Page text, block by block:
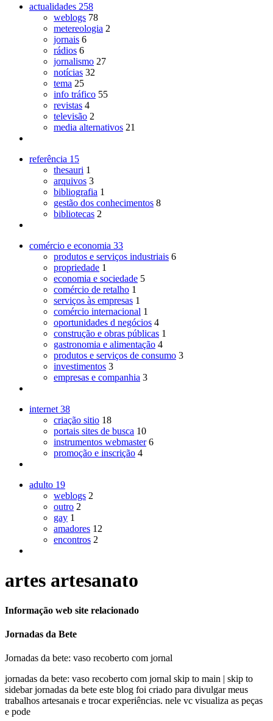
actualidades 258
weblogs 78
metereologia 2
jornais 6
rádios 6
jornalismo 27
notícias 32
tema 25
info tráfico 55
revistas 4
televisão 2
media alternativos 21
referência 15
thesauri 1
arquivos 3
bibliografia 1
gestão dos conhecimentos 8
bibliotecas 2
comércio e economia 33
produtos e serviços industriais 6
propriedade 1
economia e sociedade 5
comércio de retalho 1
serviços às empresas 1
comércio internacional 1
oportunidades d negócios 4
construção e obras públicas 1
gastronomia e alimentação 4
produtos e serviços de consumo 3
investimentos 3
empresas e companhia 3
internet 38
criação sitio 18
portais sites de busca 10
instrumentos webmaster 6
promoção e inscrição 4
adulto 19
weblogs 2
outro 2
gay 1
amadores 12
encontros 2
artes artesanato
Informação web site relacionado
Jornadas da Bete
Jornadas da bete: vaso recoberto com jornal
jornadas da bete: vaso recoberto com jornal skip to main | skip to
sidebar jornadas da bete este blog foi criado para divulgar meus
trabalhos artesanais e trocar experiências. nele vc visualiza as peças
e pode